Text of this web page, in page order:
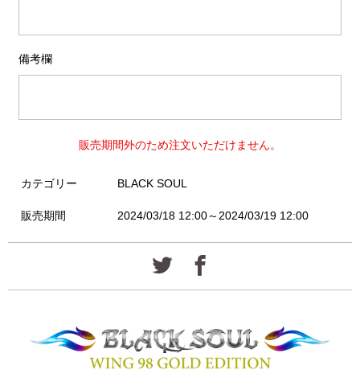
備考欄
販売期間外のため注文いただけません。
カテゴリー BLACK SOUL
販売期間 2024/03/18 12:00～2024/03/19 12:00